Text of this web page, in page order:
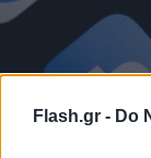
Flash.gr - Do
ΕΕ κατά